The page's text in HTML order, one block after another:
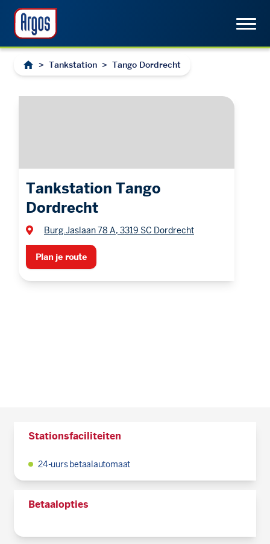
> Tankstation > Tango Dordrecht
Tankstation Tango
Dordrecht
Burg.Jaslaan 78 A, 3319 SC Dordrecht
Plan je route
Stationsfaciliteiten
24-uurs betaalautomaat
Betaalopties